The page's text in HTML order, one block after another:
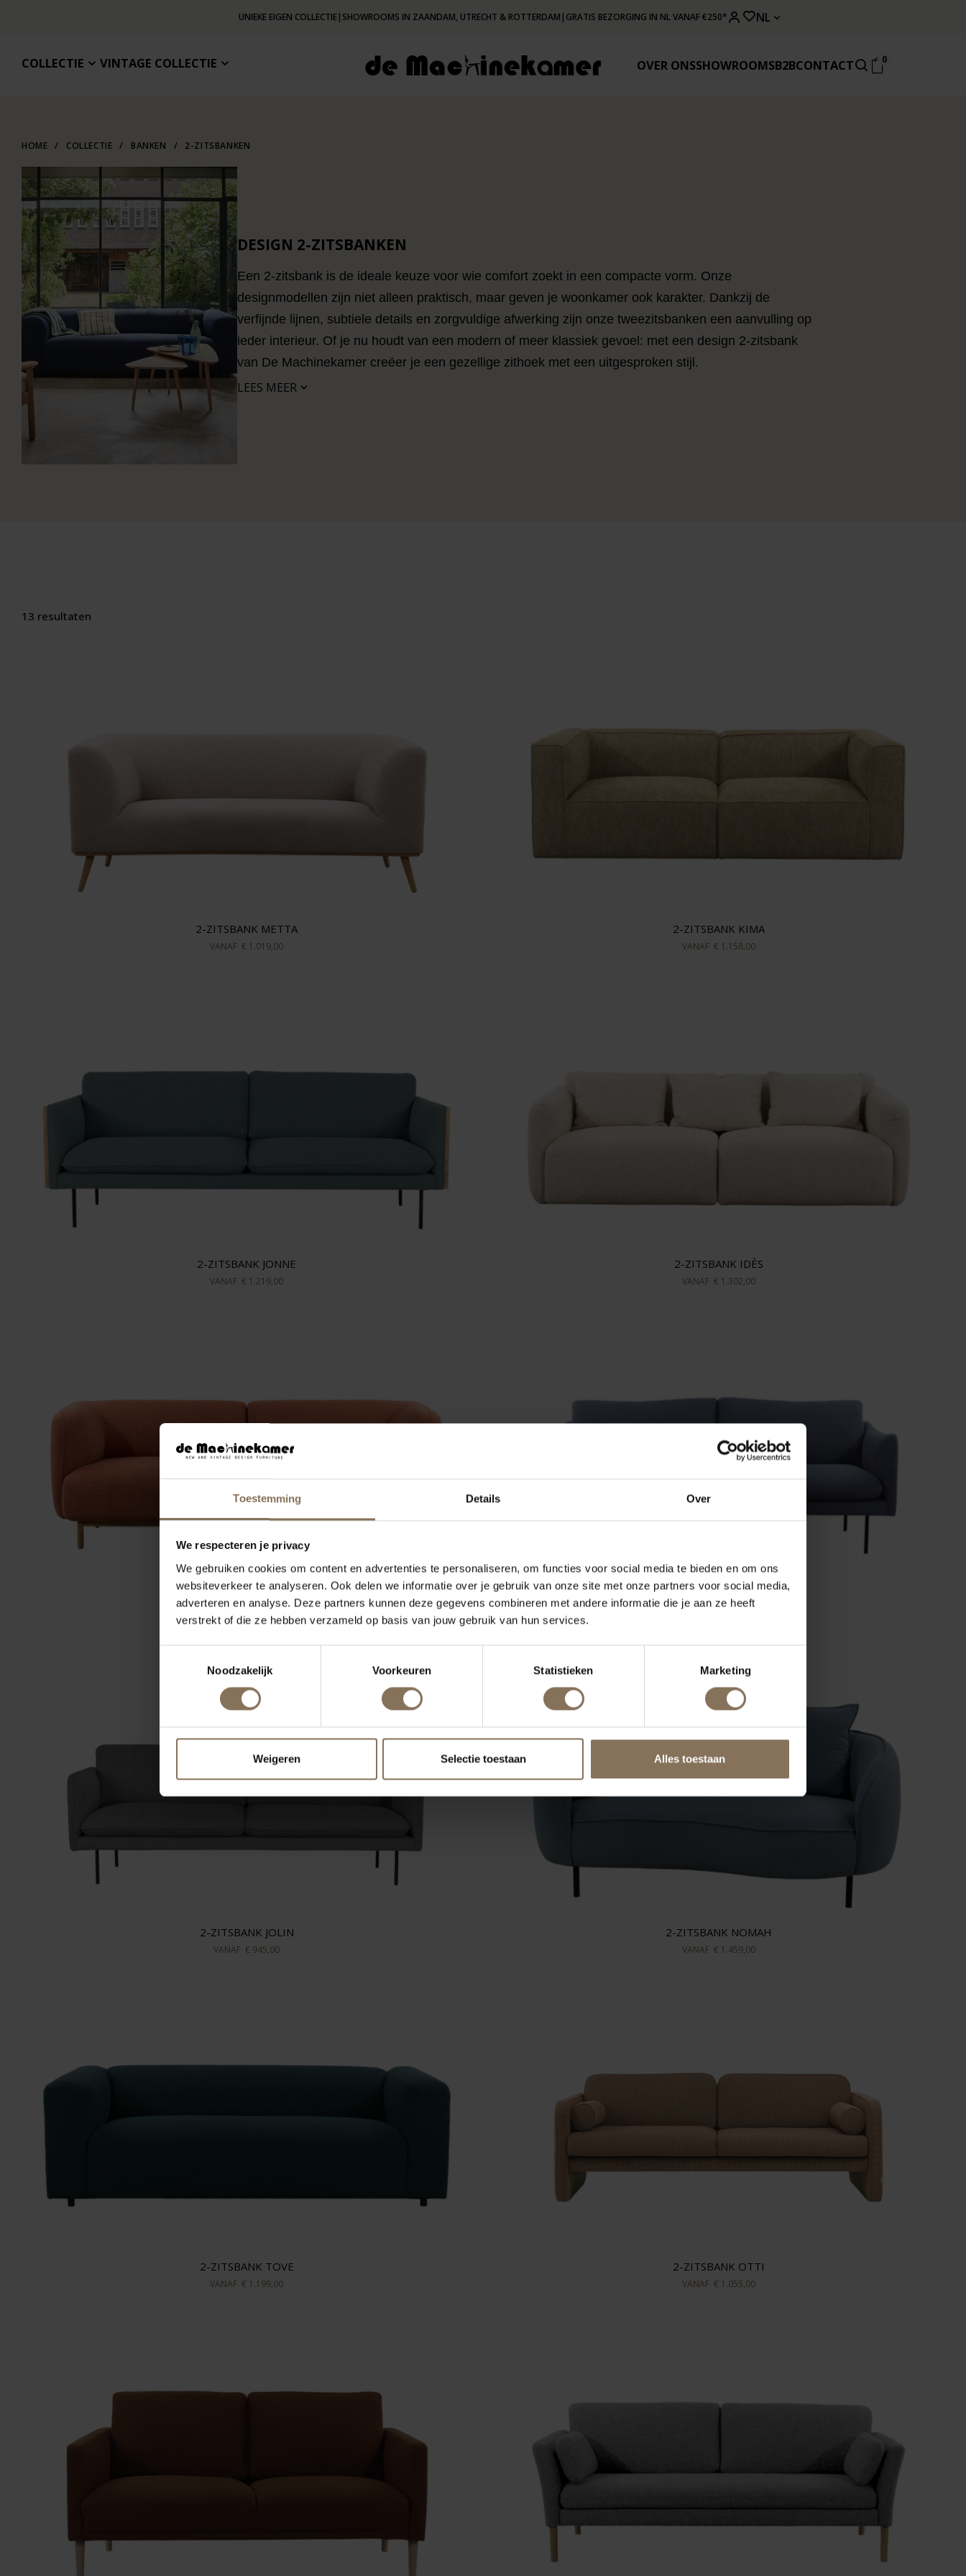
Toestemming Details Over
We respecteren je privacy
We gebruiken cookies om content en advertenties te personaliseren, om functies voor social media te bieden en om ons
websiteverkeer te analyseren. Ook delen we informatie over je gebruik van onze site met onze partners voor social media,
adverteren en analyse. Deze partners kunnen deze gegevens combineren met andere informatie die je aan ze heeft
verstrekt of die ze hebben verzameld op basis van jouw gebruik van hun services.
Noodzakelijk
Voorkeuren Statistieken Marketing
Weigeren Selectie toestaan Alles toestaan
UNIEKE EIGEN COLLECTIE| SHOWROOMS IN ZAANDAM, UTRECHT & ROTTERDAM | GRATIS BEZORGING IN NL VANAF €250* NL
COLLECTIE VINTAGE COLLECTIE OVER ONSSHOWROOMSB2BCONTACT 0
HOME / COLLECTIE / BANKEN / 2-ZITSBANKEN
DESIGN 2-ZITSBANKEN
Een 2-zitsbank is de ideale keuze voor wie comfort zoekt in een compacte vorm. Onze
designmodellen zijn niet alleen praktisch, maar geven je woonkamer ook karakter. Dankzij de
verfijnde lijnen, subtiele details en zorgvuldige afwerking zijn onze tweezitsbanken een aanvulling op
ieder interieur. Of je nu houdt van een modern of meer klassiek gevoel: met een design 2-zitsbank
van De Machinekamer creëer je een gezellige zithoek met een uitgesproken stijl.
LEES MEER
13 resultaten
2-ZITSBANK METTA
VANAF € 1.019,00
2-ZITSBANK KIMA
VANAF € 1.158,00
2-ZITSBANK JONNE
VANAF € 1.219,00
2-ZITSBANK IDÈS
VANAF € 1.302,00
2-ZITSBANK ULLA
VANAF€ 1.965,00
2-ZITSBANK RØLDE
2-ZITSBANK JOLIN
VANAF € 945,00
2-ZITSBANK NOMAH
VANAF € 1.459,00
2-ZITSBANK TOVE
VANAF € 1.199,00
2-ZITSBANK OTTI
VANAF € 1.055,00